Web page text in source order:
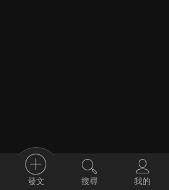
發文 搜尋 我的